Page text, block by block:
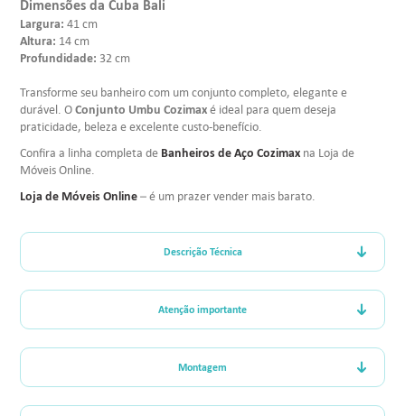
Dimensões da Cuba Bali
Largura: 41 cm
Altura: 14 cm
Profundidade: 32 cm
Transforme seu banheiro com um conjunto completo, elegante e
durável. OConjunto Umbu Cozimaxé ideal para quem deseja
praticidade, beleza e excelente custo-benefício.
Confira a linha completa de Banheiros de Aço Cozimax na Loja de
Móveis Online.
Loja de Móveis Online – é um prazer vender mais barato.
Descrição Técnica
Atenção importante
Montagem